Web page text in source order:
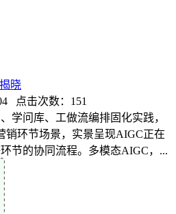
晓
点击次数：151
学问库、工做流编排固化实践，
销环节场景，实景呈现AIGC正在
节的协同流程。多模态AIGC，...